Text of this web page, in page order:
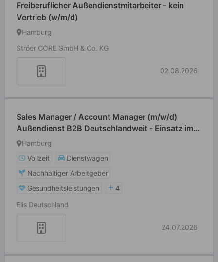
Freiberuflicher Außendienstmitarbeiter - kein
Vertrieb (w/m/d)
Hamburg
Ströer CORE GmbH & Co. KG
02.08.2026
Sales Manager / Account Manager (m/w/d)
Außendienst B2B Deutschlandweit - Einsatz im
Vertriebsgebiet abhängig vom Wohnort
Hamburg
Vollzeit
Dienstwagen
Nachhaltiger Arbeitgeber
Gesundheitsleistungen
4
Elis Deutschland
24.07.2026